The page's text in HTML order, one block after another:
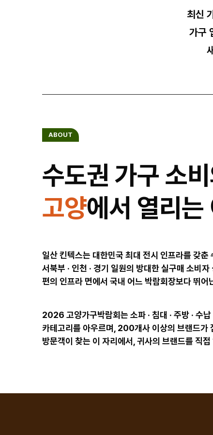
최신
가구
ABOUT
수도권 가구 소
고양에서 열리는
일산 킨텍스는 대한민국 최대 전시 인프라를 갖춘
서북부 · 인천 · 경기 일원의 방대한 실구매 소비
편의 인프라 면에서 국내 어느 박람회장보다 뛰어
2026 고양가구박람회는 소파 · 침대 · 주방 · 수
카테고리를 아우르며, 200개사 이상의 브랜드가
방문객이 찾는 이 자리에서, 귀사의 브랜드를 직접